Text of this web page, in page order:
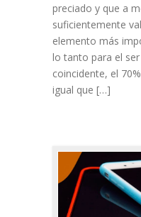
preciado y que a
suficientemente
elemento más
lo tanto para el
coincidente, el
igual que […]